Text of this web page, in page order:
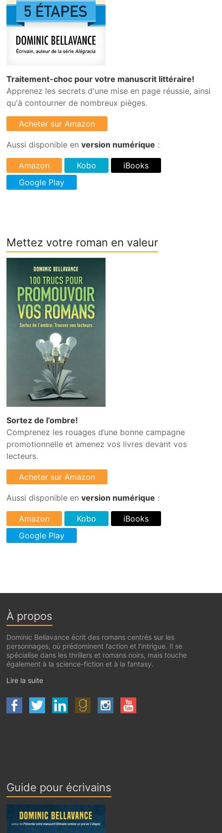
Traitement-choc pour votre manuscrit littéraire!
Apprenez les secrets d'une mise en page réussie, ainsi
qu'à contourner de nombreux pièges.
Aussi disponible enversion numérique :
Mettez votre roman en valeur
Sortez de l’ombre!
Comprenez les rouages d’une bonne campagne
promotionnelle et amenez vos livres devant vos
lecteurs.
Aussi disponible enversion numérique :
À propos
Dominic Bellavance écrit des romans centrés sur les
personnages, où prédominent l’action et l’intrigue. Il se
spécialise dans les thrillers et romans noirs, mais touche
également à la science-fiction et à la fantasy.
Lire la suite
Guide pour écrivains